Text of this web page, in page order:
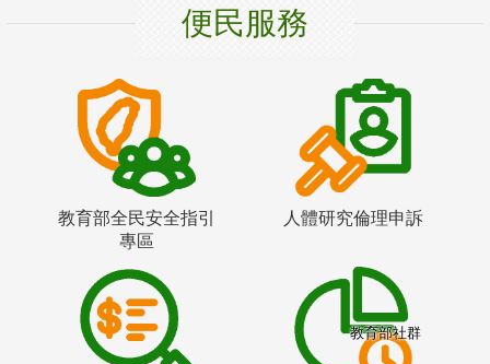
便民服務
教育部全民安全指引
專區
人體研究倫理申訴
教育部社群